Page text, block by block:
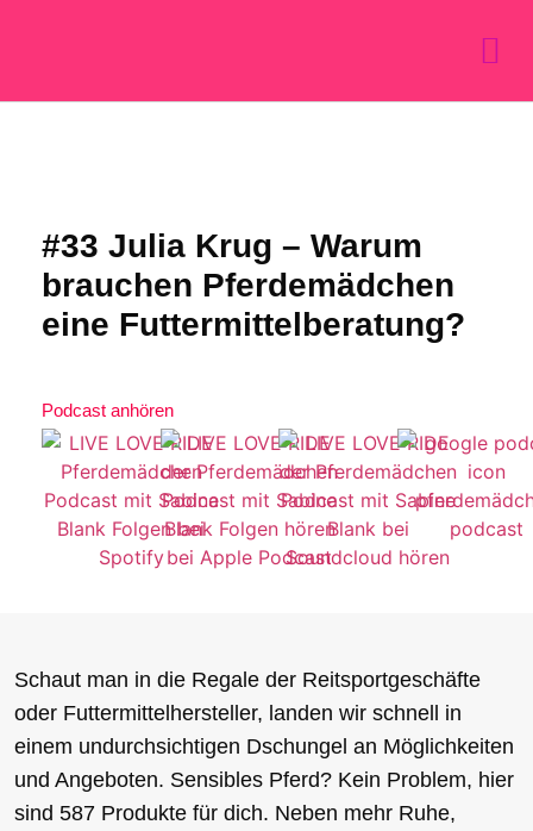
#33 Julia Krug – Warum
brauchen Pferdemädchen
eine Futtermittelberatung?
Podcast anhören
Schaut man in die Regale der Reitsportgeschäfte
oder Futtermittelhersteller, landen wir schnell in
einem undurchsichtigen Dschungel an Möglichkeiten
und Angeboten. Sensibles Pferd? Kein Problem, hier
sind 587 Produkte für dich. Neben mehr Ruhe,